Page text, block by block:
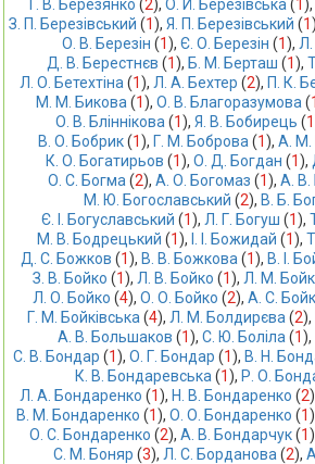
Т. В. Березянко (2), О. Й. Березівська (1),
З. П. Березівський (1), Я. П. Березівський (1
О. В. Березін (1), Є. О. Березін (1), Л.
Д. В. Берестнєв (1), Б. М. Берташ (1),
Л. О. Бетехтіна (1), Л. А. Бехтер (2), П. К.
М. М. Бикова (1), О. В. Благоразумова (1
О. В. Бліннікова (1), Я. В. Бобирець (1
В. О. Бобрик (1), Г. М. Боброва (1), А. М.
К. О. Богатирьов (1), О. Д. Богдан (1),
О. С. Богма (2), А. О. Богомаз (1), А. В.
М. Ю. Богославський (2), В. Б.
Є. І. Богуславський (1), Л. Г. Богуш (1),
М. В. Бодрецький (1), І. І. Божидай (1),
Д. С. Божков (1), В. В. Божкова (1), В. І.
З. В. Бойко (1), Л. В. Бойко (1), Л. М.
Л. О. Бойко (4), О. О. Бойко (2), А. С.
Г. М. Бойківська (4), Л. М. Болдирєва (2),
А. В. Большаков (1), С. Ю. Боліла (1),
С. В. Бондар (1), О. Г. Бондар (1), В. Н.
К. В. Бондаревська (1), Р. О.
Л. А. Бондаренко (1), Н. В. Бондаренко (2
В. М. Бондаренко (1), О. О. Бондаренко (1
О. С. Бондаренко (2), А. В. Бондарчук (1
С. М. Боняр (3), Л. С. Борданова (2),